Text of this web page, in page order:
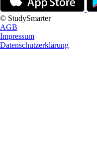
© StudySmarter
AGB
Impressum
Datenschutzerklärung